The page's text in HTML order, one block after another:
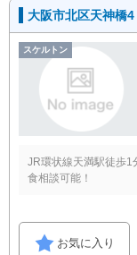
大阪市北区天神橋
スケルトン
JR環状線天満駅徒歩1
食相談可能！
お気に入り